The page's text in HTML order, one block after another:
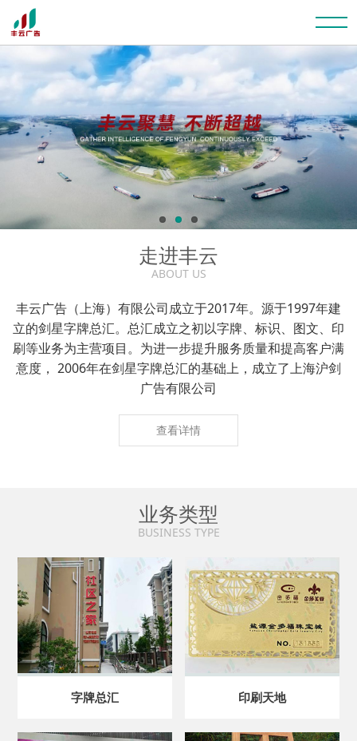
走进丰云
ABOUT US
丰云广告（上海）有限公司成立于2017年。源于1997年建
立的剑星字牌总汇。总汇成立之初以字牌、标识、图文、印
刷等业务为主营项目。为进一步提升服务质量和提高客户满
意度， 2006年在剑星字牌总汇的基础上，成立了上海沪剑
广告有限公司
查看详情
业务类型
BUSINESS TYPE
字牌总汇 印刷天地